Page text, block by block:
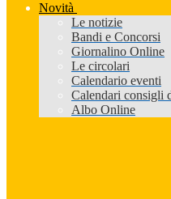
Novità
Le notizie
Bandi e Concorsi
Giornalino Online
Le circolari
Calendario eventi
Calendari consigli
Albo Online